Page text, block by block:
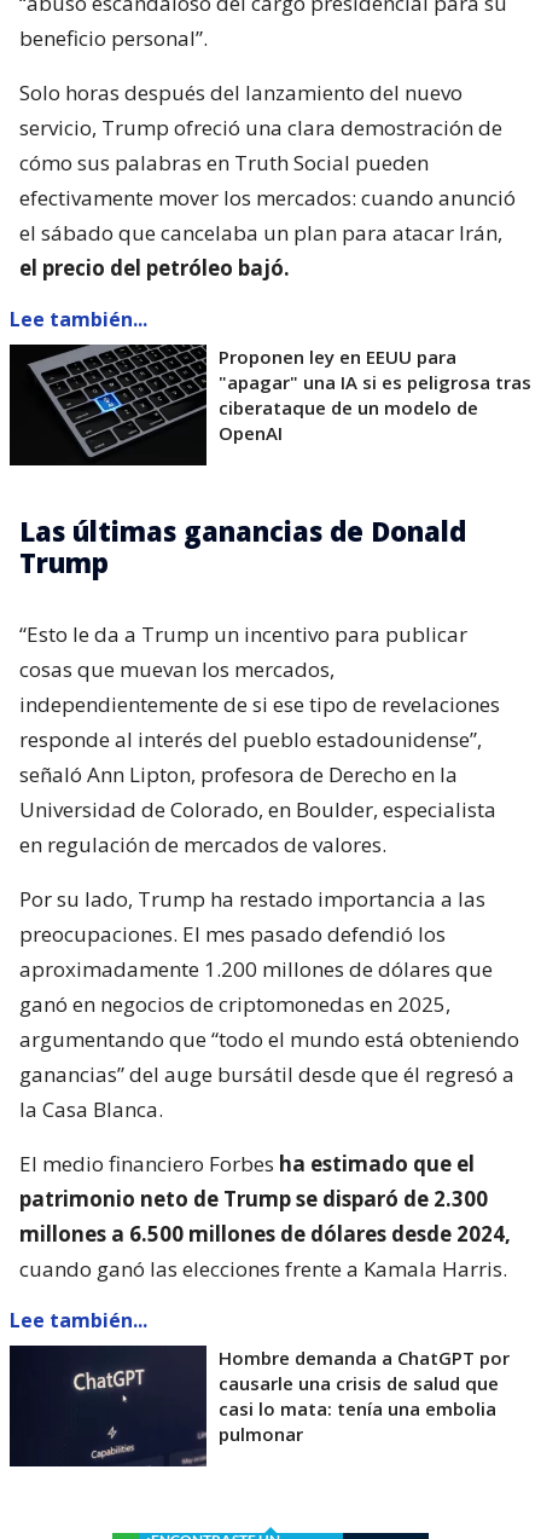
beneficio personal”.
Solo horas después del lanzamiento del nuevo
servicio, Trump ofreció una clara demostración de
cómo sus palabras en Truth Social pueden
efectivamente mover los mercados: cuando anunció
el sábado que cancelaba un plan para atacar Irán,
el precio del petróleo bajó.
Lee también...
Proponen ley en EEUU para
"apagar" una IA si es peligrosa tras
ciberataque de un modelo de
OpenAI
Las últimas ganancias de Donald
Trump
“Esto le da a Trump un incentivo para publicar
cosas que muevan los mercados,
independientemente de si ese tipo de revelaciones
responde al interés del pueblo estadounidense”,
señaló Ann Lipton, profesora de Derecho en la
Universidad de Colorado, en Boulder, especialista
en regulación de mercados de valores.
Por su lado, Trump ha restado importancia a las
preocupaciones. El mes pasado defendió los
aproximadamente 1.200 millones de dólares que
ganó en negocios de criptomonedas en 2025,
argumentando que “todo el mundo está obteniendo
ganancias” del auge bursátil desde que él regresó a
la Casa Blanca.
El medio financiero Forbes ha estimado que el
patrimonio neto de Trump se disparó de 2.300
millones a 6.500 millones de dólares desde 2024,
cuando ganó las elecciones frente a Kamala Harris.
Lee también...
Hombre demanda a ChatGPT por
causarle una crisis de salud que
casi lo mata: tenía una embolia
pulmonar